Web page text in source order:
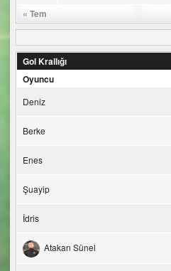
« Tem
Gol Krallığı
Oyuncu
Deniz
Berke
Enes
Şuayip
İdris
Atakan Sünel